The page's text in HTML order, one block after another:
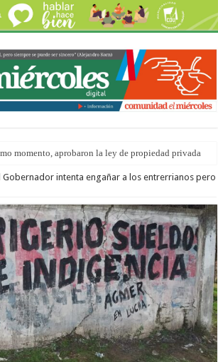
momento, aprobaron la ley de propiedad privada
el 35% de los 90 niños, niñas y adolescentes que
Gobernador intenta engañar a los entrerrianos pero